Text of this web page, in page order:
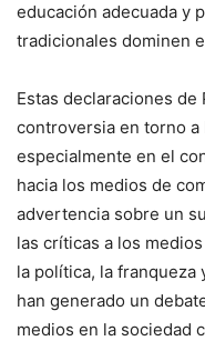
educación adecuada y
tradicionales dominen
Estas declaraciones
controversia en torno
especialmente en el
hacia los medios de
advertencia sobre un
las críticas a los
la política, la franqueza
han generado un
medios en la sociedad